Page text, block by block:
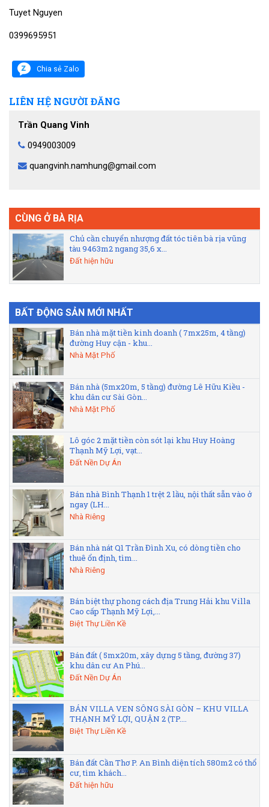
Tuyet Nguyen
0399695951
Chia sẻ Zalo
LIÊN HỆ NGƯỜI ĐĂNG
Trần Quang Vinh
0949003009
quangvinh.namhung@gmail.com
CÙNG Ở BÀ RỊA
Chủ cần chuyển nhượng đất tóc tiên bà rịa vũng
tàu 9463m2 ngang 35,6 x...
Đất hiện hữu
BẤT ĐỘNG SẢN MỚI NHẤT
Bán nhà mặt tiền kinh doanh ( 7mx25m, 4 tầng)
đường Huy cận - khu...
Nhà Mặt Phố
Bán nhà (5mx20m, 5 tầng) đường Lê Hữu Kiều -
khu dân cư Sài Gòn...
Nhà Mặt Phố
Lô góc 2 mặt tiền còn sót lại khu Huy Hoàng
Thạnh Mỹ Lợi, vạt...
Đất Nền Dự Án
Bán nhà Bình Thạnh 1 trệt 2 lầu, nội thất sẵn vào ở
ngay (LH...
Nhà Riêng
Bán nhà nát Q1 Trần Đình Xu, có dòng tiền cho
thuê ổn định, tìm...
Nhà Riêng
Bán biệt thự phong cách địa Trung Hải khu Villa
Cao cấp Thạnh Mỹ Lợi,...
Biệt Thự Liền Kề
Bán đất ( 5mx20m, xây dựng 5 tầng, đường 37)
khu dân cư An Phú...
Đất Nền Dự Án
BÁN VILLA VEN SÔNG SÀI GÒN – KHU VILLA
THẠNH MỸ LỢI, QUẬN 2 (TP....
Biệt Thự Liền Kề
Bán đất Cần Thơ P. An Bình diện tích 580m2 có thổ
cư, tìm khách...
Đất hiện hữu